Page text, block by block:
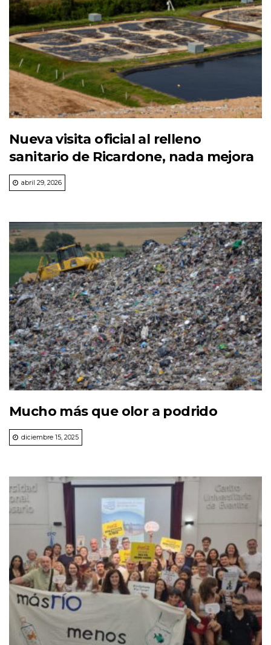
Nueva visita oficial al relleno
sanitario de Ricardone, nada mejora
abril 29, 2026
Mucho más que olor a podrido
diciembre 15, 2025